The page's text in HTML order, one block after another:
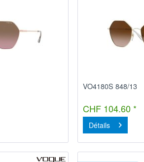
VO4180S 848/13
CHF 104.60 *
Détails